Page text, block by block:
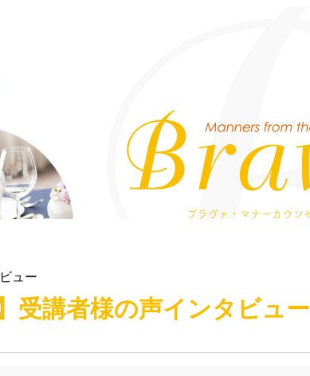
ュー
受講者様の声インタビュー